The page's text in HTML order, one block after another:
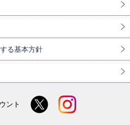
る基本方針
ント